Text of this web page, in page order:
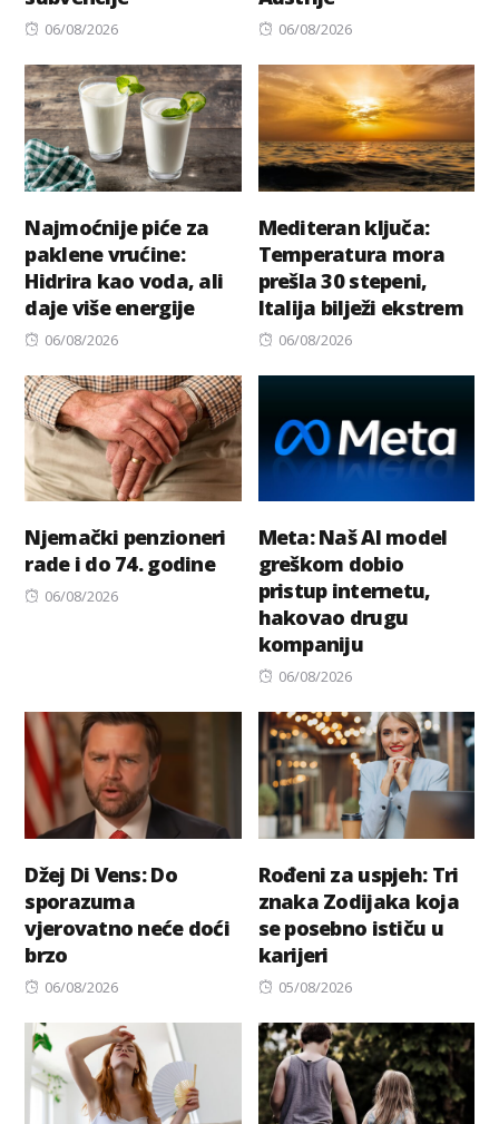
Posted
06/08/2026
Posted
06/08/2026
Najmoćnije piće za
paklene vrućine:
Hidrira kao voda, ali
daje više energije
Posted
06/08/2026
Mediteran ključa:
Temperatura mora
prešla 30 stepeni,
Italija bilježi ekstrem
Posted
06/08/2026
Njemački penzioneri
rade i do 74. godine
Posted
06/08/2026
Meta: Naš AI model
greškom dobio
pristup internetu,
hakovao drugu
kompaniju
Posted
06/08/2026
Džej Di Vens: Do
sporazuma
vjerovatno neće doći
brzo
Posted
06/08/2026
Rođeni za uspjeh: Tri
znaka Zodijaka koja
se posebno ističu u
karijeri
Posted
05/08/2026